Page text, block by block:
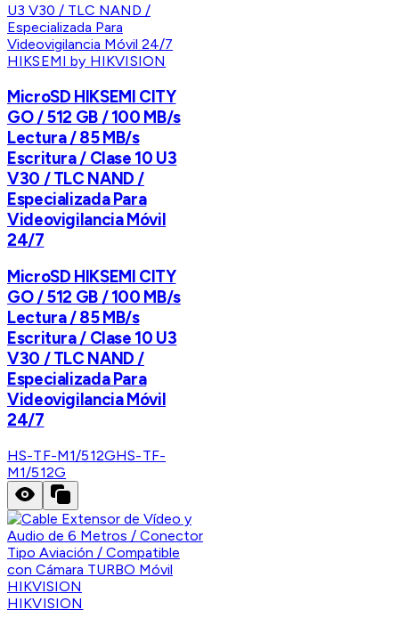
HIKSEMI by HIKVISION
MicroSD HIKSEMI CITY
GO / 512 GB / 100 MB/s
Lectura / 85 MB/s
Escritura / Clase 10 U3
V30 / TLC NAND /
Especializada Para
Videovigilancia Móvil
24/7
MicroSD HIKSEMI CITY
GO / 512 GB / 100 MB/s
Lectura / 85 MB/s
Escritura / Clase 10 U3
V30 / TLC NAND /
Especializada Para
Videovigilancia Móvil
24/7
HS-TF-M1/512GHS-TF-
M1/512G
HIKVISION